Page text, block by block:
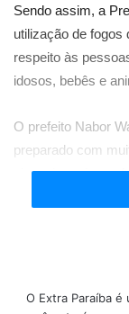
Sendo assim, a
utilização de fogos
respeito às
idosos, bebês e
O prefeito Nabor
preparado com
vivencie mais um
regionais,
ampliado,
gigante.
Com uma
O Extra Paraíba